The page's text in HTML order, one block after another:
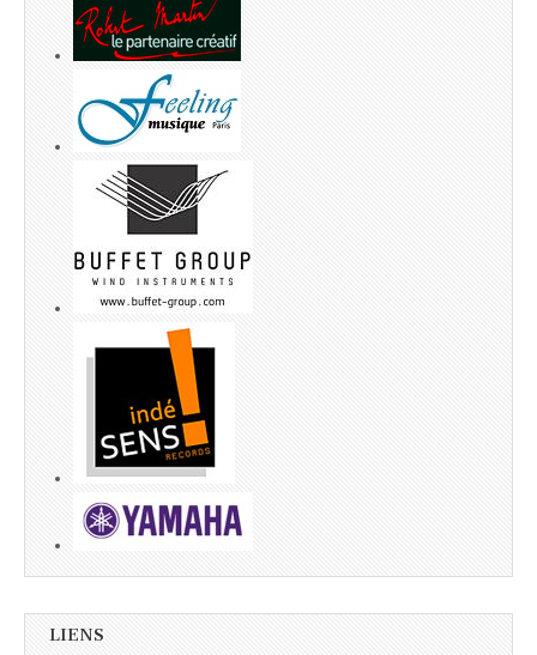
LIENS